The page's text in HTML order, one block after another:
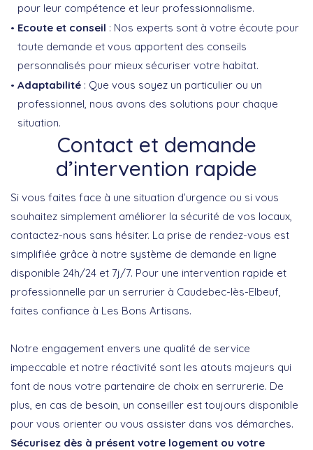
pour leur compétence et leur professionnalisme.
Ecoute et conseil : Nos experts sont à votre écoute pour
toute demande et vous apportent des conseils
personnalisés pour mieux sécuriser votre habitat.
Adaptabilité : Que vous soyez un particulier ou un
professionnel, nous avons des solutions pour chaque
situation.
Contact et demande
d’intervention rapide
Si vous faites face à une situation d’urgence ou si vous
souhaitez simplement améliorer la sécurité de vos locaux,
contactez-nous sans hésiter. La prise de rendez-vous est
simplifiée grâce à notre système de demande en ligne
disponible 24h/24 et 7j/7. Pour une intervention rapide et
professionnelle par un serrurier à Caudebec-lès-Elbeuf,
faites confiance à Les Bons Artisans.
Notre engagement envers une qualité de service
impeccable et notre réactivité sont les atouts majeurs qui
font de nous votre partenaire de choix en serrurerie. De
plus, en cas de besoin, un conseiller est toujours disponible
pour vous orienter ou vous assister dans vos démarches.
Sécurisez dès à présent votre logement ou votre